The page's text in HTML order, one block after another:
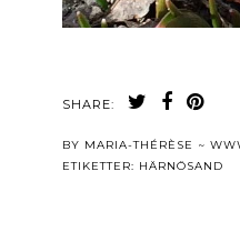
SHARE:
BY MARIA-THÉRÈSE ~
ETIKETTER: HÄRNÖSAND